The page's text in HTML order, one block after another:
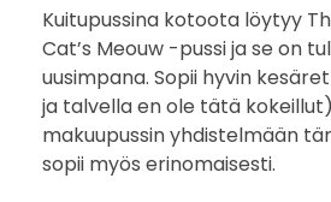
Kuitupussina kotoota löytyy
Cat’s Meouw -pussi ja se on
uusimpana. Sopii hyvin
ja talvella en ole tätä
makuupussin yhdistelmään
sopii myös erinomaisesti.